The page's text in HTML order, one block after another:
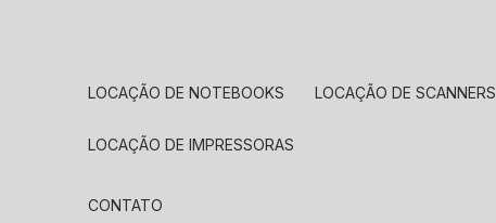
LOCAÇÃO DE NOTEBOOKS LOCAÇÃO DE SCANNERS
LOCAÇÃO DE IMPRESSORAS
CONTATO